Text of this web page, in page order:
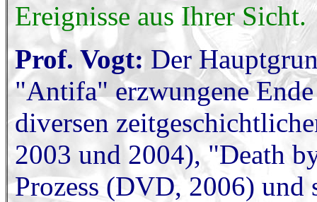
Ereignisse aus Ihrer Sicht.
Prof. Vogt: Der
"Antifa" erzwungene
diversen
2003 und 2004), "Death
Prozess (DVD, 2006) und